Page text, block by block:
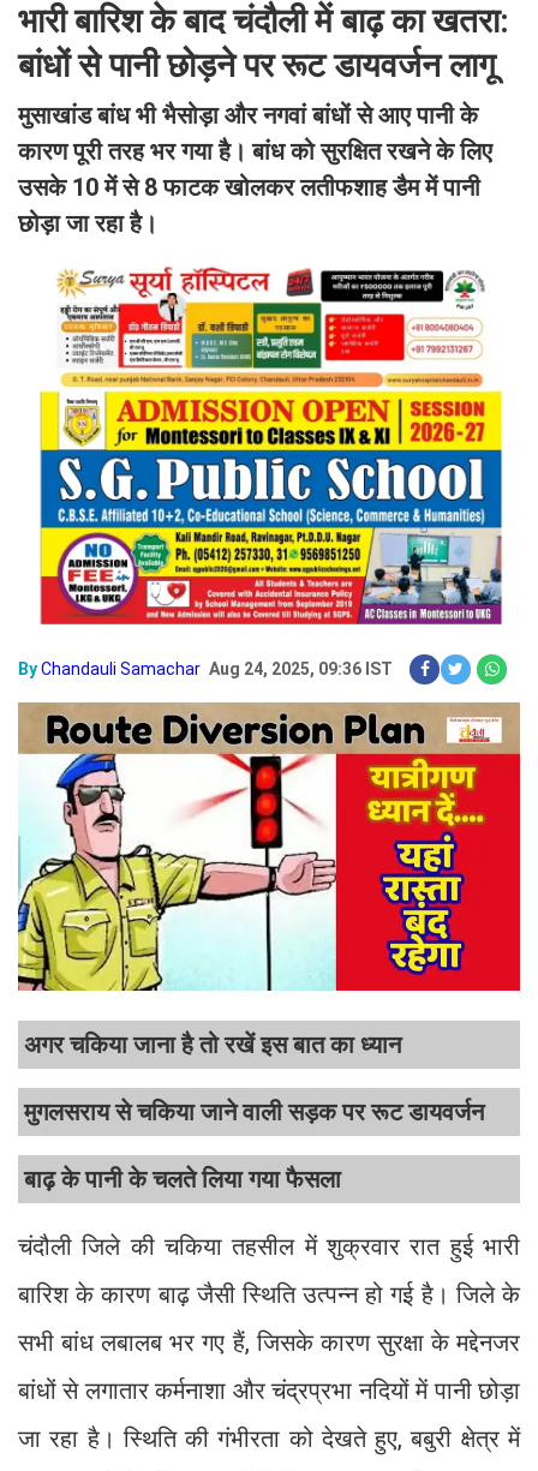
भारी बारिश के बाद चंदौली में बाढ़ का खतरा:
बांधों से पानी छोड़ने पर रूट डायवर्जन लागू
मुसाखांड बांध भी भैसोड़ा और नगवां बांधों से आए पानी के
कारण पूरी तरह भर गया है। बांध को सुरक्षित रखने के लिए
उसके 10 में से 8 फाटक खोलकर लतीफशाह डैम में पानी
छोड़ा जा रहा है।
ByChandauli Samachar Aug 24, 2025, 09:36 IST
अगर चकिया जाना है तो रखें इस बात का ध्यान
मुगलसराय से चकिया जाने वाली सड़क पर रूट डायवर्जन
बाढ़ के पानी के चलते लिया गया फैसला
चंदौली जिले की चकिया तहसील में शुक्रवार रात हुई भारी
बारिश के कारण बाढ़ जैसी स्थिति उत्पन्न हो गई है। जिले के
सभी बांध लबालब भर गए हैं, जिसके कारण सुरक्षा के मद्देनजर
बांधों से लगातार कर्मनाशा और चंद्रप्रभा नदियों में पानी छोड़ा
जा रहा है। स्थिति की गंभीरता को देखते हुए, बबुरी क्षेत्र में